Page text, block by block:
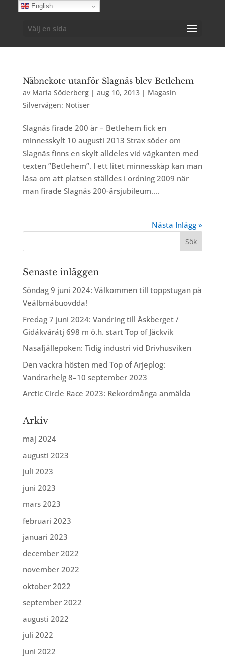
Välj en sida
Näbnekote utanför Slagnäs blev Betlehem
av Maria Söderberg| aug 10, 2013| Magasin
Silvervägen: Notiser
Slagnäs firade 200 år – Betlehem fick en
minnesskylt 10 augusti 2013 Strax söder om
Slagnäs finns en skylt alldeles vid vägkanten med
texten ”Betlehem”. I ett litet minnesskåp kan man
läsa om att platsen ställdes i ordning 2009 när
man firade Slagnäs 200-årsjubileum....
Nästa Inlägg »
Senaste inläggen
Söndag 9 juni 2024: Välkommen till toppstugan på
Veälbmábuovdda!
Fredag 7 juni 2024: Vandring till Åskberget /
Gidákvárátj 698 m ö.h. start Top of Jäckvik
Nasafjällepoken: Tidig industri vid Drivhusviken
Den vackra hösten med Top of Arjeplog:
Vandrarhelg 8–10 september 2023
Arctic Circle Race 2023: Rekordmånga anmälda
Arkiv
maj 2024
augusti 2023
juli 2023
juni 2023
mars 2023
februari 2023
januari 2023
december 2022
november 2022
oktober 2022
september 2022
augusti 2022
juli 2022
juni 2022
English